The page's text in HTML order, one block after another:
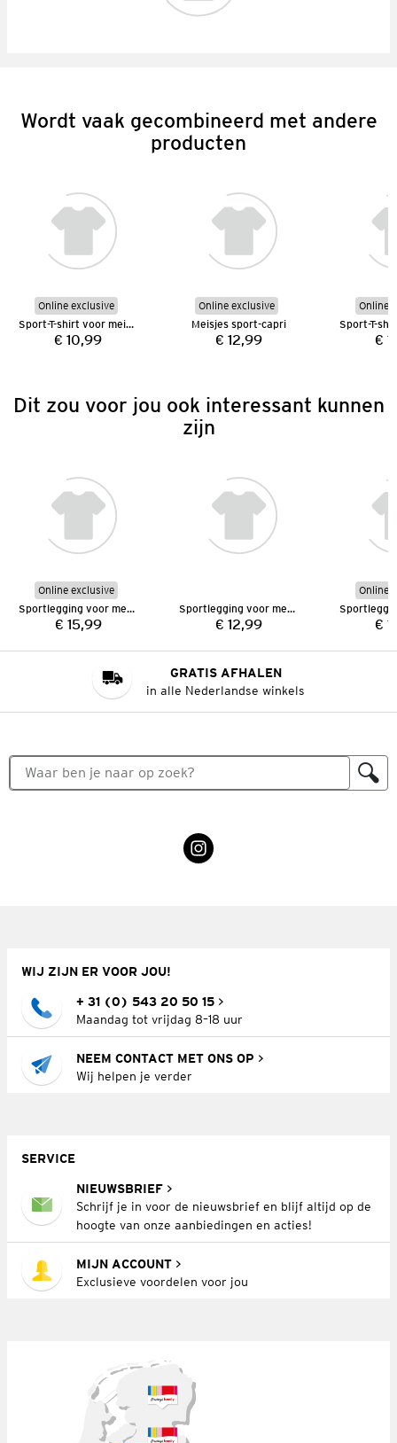
Wordt vaak gecombineerd met andere
producten
Online exclusive
Sport-T-shirt voor meisjes
Prijs:
€ 10,99
Online exclusive
Meisjes sport-capri
Prijs:
€ 12,99
Online
€
Dit zou voor jou ook interessant kunnen
zijn
Online exclusive
Sportlegging voor meisjes
Prijs:
€ 15,99
Sportlegging voor meisjes
Prijs:
€ 12,99
Online
€
GRATIS AFHALEN
in alle Nederlandse winkels
WIJ ZIJN ER VOOR JOU!
+ 31 (0) 543 20 50 15
Maandag tot vrijdag 8–18 uur
NEEM CONTACT MET ONS OP
Wij helpen je verder
SERVICE
NIEUWSBRIEF
Schrijf je in voor de nieuwsbrief en blijf altijd op de
hoogte van onze aanbiedingen en acties!
MIJN ACCOUNT
Exclusieve voordelen voor jou